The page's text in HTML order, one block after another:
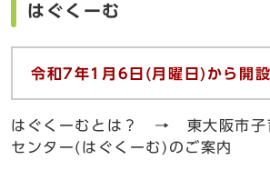
はぐくーむ
令和7年1 月6 日(月曜日) から開設
はぐくーむとは？ → 東大阪市子
センター(はぐくーむ)のご案内